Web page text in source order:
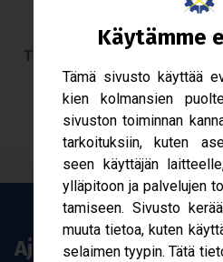
Tam­pe­reen Yli­opis­ton
aine­jär­jestö
Ajan­koh­taista
Käy­tämme
Tämä sivusto käyt­tää
kien kol­man­sien
sivus­ton toi­min­nan
tar­koi­tuk­siin, kuten
seen käyt­tä­jän
yllä­pi­toon ja pal­ve­lu­jen
ta­mi­seen. Sivusto
muuta tie­toa, kuten
selai­men tyy­pin. Tätä